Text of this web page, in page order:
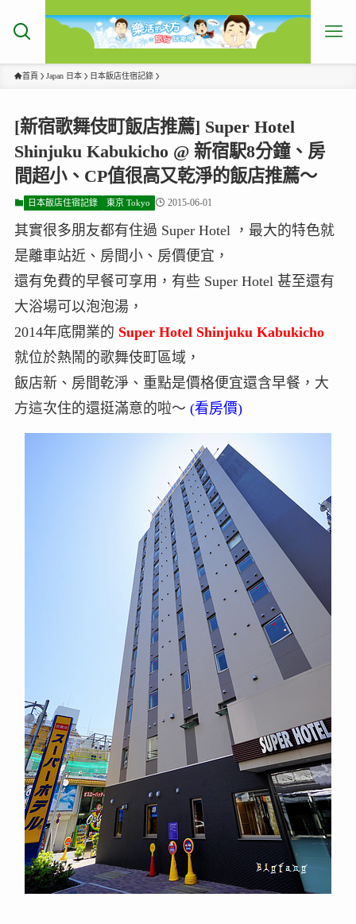
首頁 Japan 日本 日本飯店住宿記錄
[新宿歌舞伎町飯店推薦] Super Hotel
Shinjuku Kabukicho @ 新宿駅8分鐘、房
間超小、CP值很高又乾淨的飯店推薦～
日本飯店住宿記錄 東京 Tokyo 2015-06-01
其實很多朋友都有住過 Super Hotel ，最大的特色就
是離車站近、房間小、房價便宜，
還有免費的早餐可享用，有些 Super Hotel 甚至還有
大浴場可以泡泡湯，
2014年底開業的 Super Hotel Shinjuku Kabukicho
就位於熱鬧的歌舞伎町區域，
飯店新、房間乾淨、重點是價格便宜還含早餐，大
方這次住的還挺滿意的啦～ (看房價)